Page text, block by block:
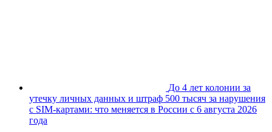
До 4 лет колонии за
утечку личных данных и штраф 500 тысяч за нарушения
с SIM-картами: что меняется в России с 6 августа 2026
года